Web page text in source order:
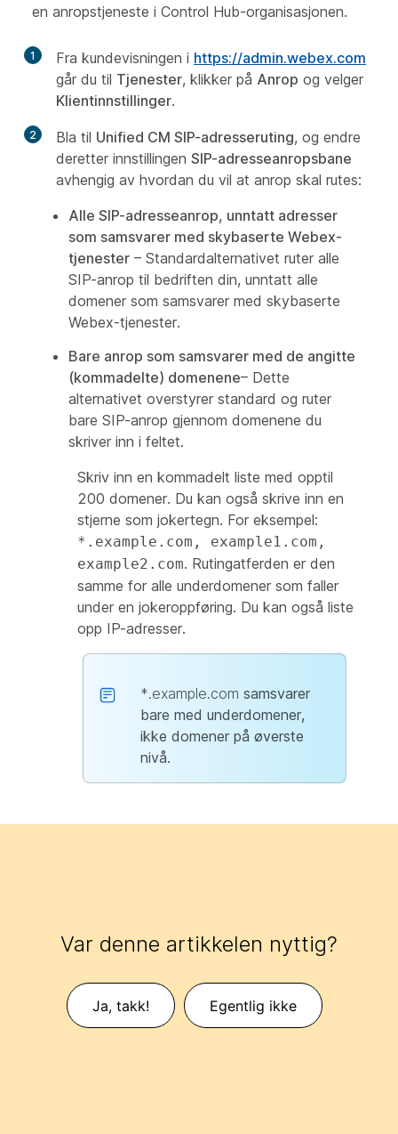
en anropstjeneste i Control Hub-organisasjonen.
1 Fra kundevisningen i https://admin.webex.com
går du til Tjenester, klikker på Anrop og velger
Klientinnstillinger.
2 Bla til Unified CM SIP-adresseruting, og endre
deretter innstillingen SIP-adresseanropsbane
avhengig av hvordan du vil at anrop skal rutes:
Alle SIP-adresseanrop, unntatt adresser
som samsvarer med skybaserte Webex-
tjenester – Standardalternativet ruter alle
SIP-anrop til bedriften din, unntatt alle
domener som samsvarer med skybaserte
Webex-tjenester.
Bare anrop som samsvarer med de angitte
(kommadelte) domenene– Dette
alternativet overstyrer standard og ruter
bare SIP-anrop gjennom domenene du
skriver inn i feltet.
Skriv inn en kommadelt liste med opptil
200 domener. Du kan også skrive inn en
stjerne som jokertegn. For eksempel:
*.example.com, example1.com,
example2.com. Rutingatferden er den
samme for alle underdomener som faller
under en jokeroppføring. Du kan også liste
opp IP-adresser.
*.example.com samsvarer
bare med underdomener,
ikke domener på øverste
nivå.
Var denne artikkelen nyttig?
Ja, takk! Egentlig ikke